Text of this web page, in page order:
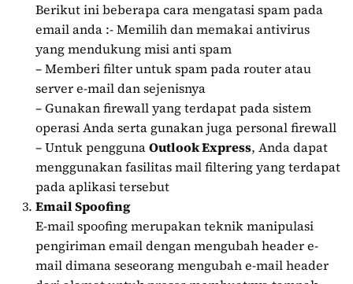
Berikut ini beberapa cara mengatasi spam pada
email anda :- Memilih dan memakai antivirus
yang mendukung misi anti spam
– Memberi filter untuk spam pada router atau
server e-mail dan sejenisnya
– Gunakan firewall yang terdapat pada sistem
operasi Anda serta gunakan juga personal firewall
– Untuk penggunaOutlook Express, Anda dapat
menggunakan fasilitas mail filtering yang terdapat
pada aplikasi tersebut
Email Spoofing
E-mail spoofing merupakan teknik manipulasi
pengiriman email dengan mengubah header e-
mail dimana seseorang mengubah e-mail header